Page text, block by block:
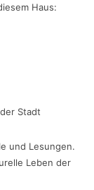
Haus:
Stadt
und Lesungen.
Leben der